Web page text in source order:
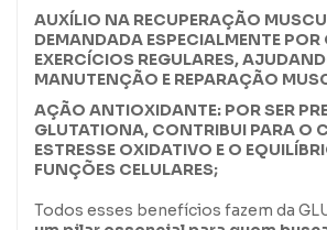
AUXÍLIO NA RECUPERAÇÃO
DEMANDADA ESPECIALMENTE POR
EXERCÍCIOS REGULARES,
MANUTENÇÃO E REPARAÇÃO
AÇÃO ANTIOXIDANTE: POR SER
GLUTATIONA, CONTRIBUI PARA O
ESTRESSE OXIDATIVO E O
FUNÇÕES CELULARES;
Todos esses benefícios fazem da